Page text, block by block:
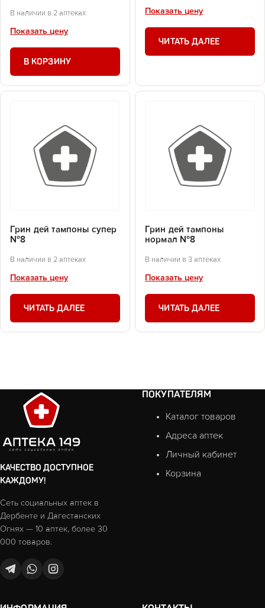
В наличии в 2 аптеках
Показать цену
В КОРЗИНУ
Показать цену
ЧИТАТЬ ДАЛЕЕ
Грин дей тампоны супер
№8
В наличии в 2 аптеках
Показать цену
ЧИТАТЬ ДАЛЕЕ
Грин дей тампоны
нормал №8
В наличии в 3 аптеках
Показать цену
ЧИТАТЬ ДАЛЕЕ
КАЧЕСТВО ДОСТУПНОЕ
КАЖДОМУ!
Сеть социальных аптек в
Дербенте и Дагестанских
Огнях — 10 аптек, более 30
000 товаров.
ПОКУПАТЕЛЯМ
Каталог товаров
Адреса аптек
Личный кабинет
Корзина